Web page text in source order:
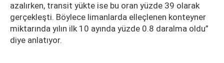
azalırken, transit yükte ise bu oran yüzde 39 olarak
gerçekleşti. Böylece limanlarda elleçlenen konteyner
miktarında yılın ilk 10 ayında yüzde 0.8 daralma oldu”
diye anlatıyor.